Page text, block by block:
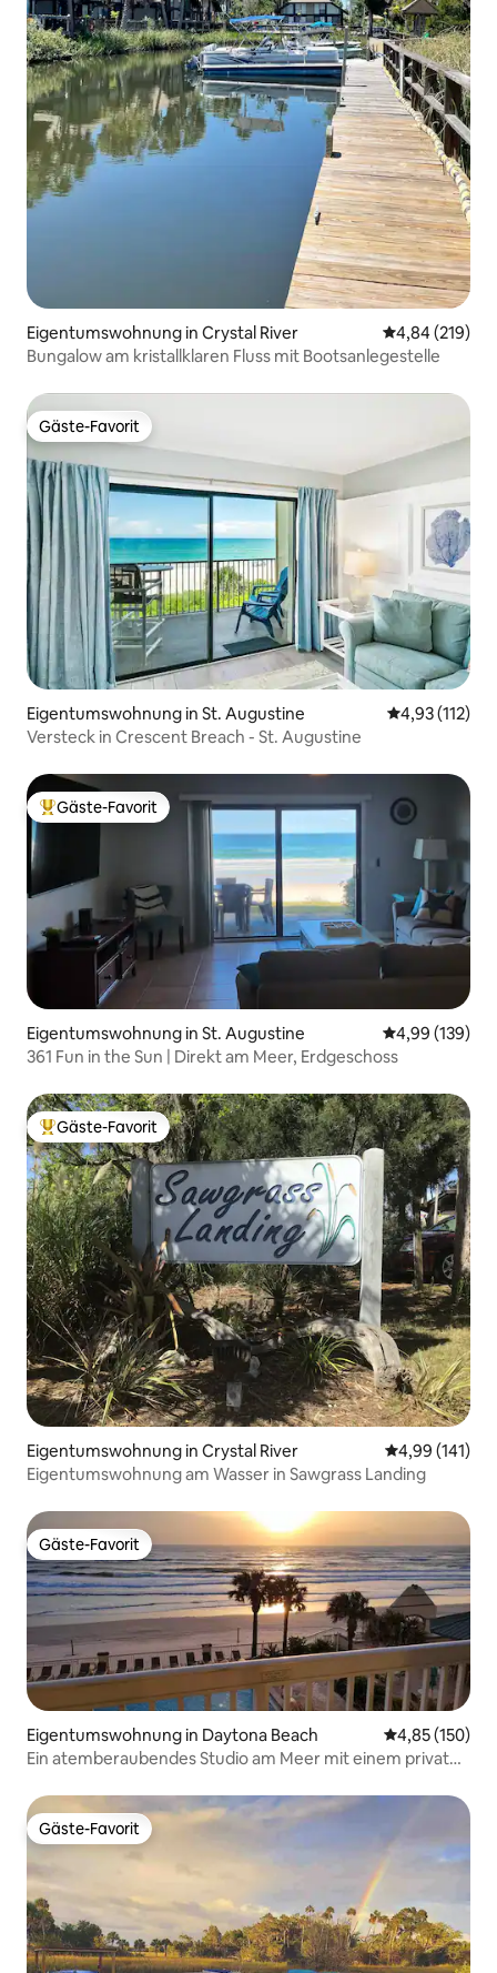
Eigentumswohnung in Crystal River
4,84 (219)
Bungalow am kristallklaren Fluss mit Bootsanlegestelle
Gäste-Favorit
Gäste-Favorit
Eigentumswohnung in St. Augustine
4,93 (112)
Versteck in Crescent Breach - St. Augustine
Beliebter Gäste-Favorit.
Gäste-Favorit
Eigentumswohnung in St. Augustine
4,99 (139)
361 Fun in the Sun | Direkt am Meer, Erdgeschoss
Beliebter Gäste-Favorit.
Gäste-Favorit
Eigentumswohnung in Crystal River
4,99 (141)
Eigentumswohnung am Wasser in Sawgrass Landing
Gäste-Favorit
Gäste-Favorit
Eigentumswohnung in Daytona Beach
4,85 (150)
Ein atemberaubendes Studio am Meer mit einem privaten
Gäste-Favorit
Gäste-Favorit